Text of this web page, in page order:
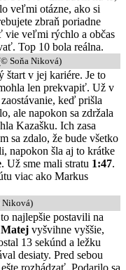
veľmi otázne, ako si
zbraň poriadne
vie veľmi rýchlo a občas
Top 10 bola reálna.
Soňa Niková)
štart v jej kariére. Je to
len prekvapiť. Už v
keď prišla
ale napokon sa zdržala
Kazašku. Ich zasa
sa zdalo, že bude všetko
napokon šla aj to krátke
. Už sme mali stratu 1:47.
viac ako Markus
Niková)
najlepšie postavili na
Matej vyšvihne vyššie,
13 sekúnd a ležku
desiaty. Pred sebou
rozhádzať. Podarilo sa